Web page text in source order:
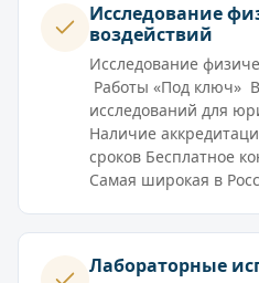
Исследование
воздействий
Исследование
Работы «Под ключ»
исследований для
Наличие
сроков Бесплатное
Самая широкая в
Лабораторные